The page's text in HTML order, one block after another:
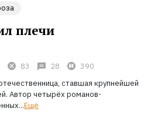
плечи
83 28
390
ставшая крупнейшей
Автор четырёх романов-
Ещё